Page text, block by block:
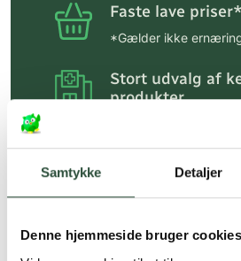
Samtykke Detaljer
Denne hjemmeside bruger cookies
Faste lave priser*
*Gælder ikke
Stort udvalg af
produkter
Vi tilbyder et stort
Læs mere om